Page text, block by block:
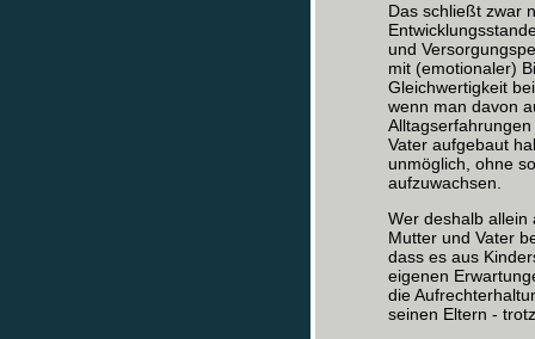
Das schließt zwar
und
mit (emotionaler)
Gleichwertigkeit
wenn man davon
Vater aufgebaut
unmöglich, ohne
aufzuwachsen.
Wer deshalb allein
Mutter und Vater
dass es aus
eigenen
die
seinen Eltern -